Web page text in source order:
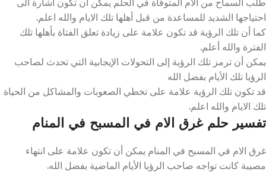
احتياجها الشديد للمساعدة من قبل أهلها تلك الايام والله اعلم.
كما أن تلك الرؤية قد تكون علامة على زيادة تعلق الفتاة بأهلها تلك
الفترة والله أعلم.
يمكن أن ترمز تلك الرؤية إلى التحولات الإيجابية التي تحدث لصاحب
الرؤيا تلك الأيام بفضل الله
قد تكون تلك الرؤية علامة على تخطي الصعوبات والمشاكل من الحياة
تلك الايام والله اعلم.
تفسير حلم غرق الام في المسبح في المنام
غرق الام في المسبح في المنام يمكن أن تكون علامة على انتهاء
مصيبة كانت تواجه صاحب الرؤيا الأيام الماضية بفضل الله.